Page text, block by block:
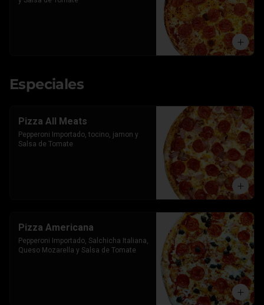
Especiales
Pizza All Meats
Pepperoni Importado, tocino, jamon y
Salsa de Tomate
Pizza Americana
Pepperoni Importado, Salchicha Italiana,
Queso Mozarella y Salsa de Tomate